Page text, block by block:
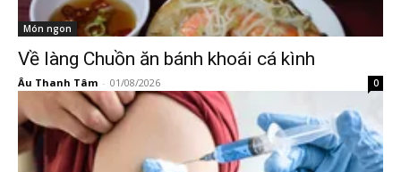
Món ngon
Về làng Chuồn ăn bánh khoái cá kình
Âu Thanh Tâm - 01/08/2026 0